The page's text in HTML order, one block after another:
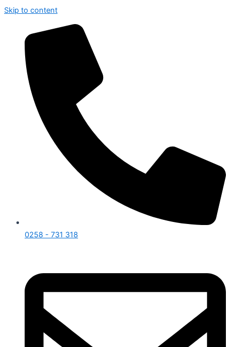
Skip to content
0258 - 731 318